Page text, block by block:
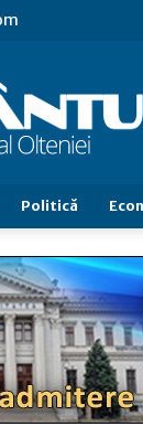
Politică